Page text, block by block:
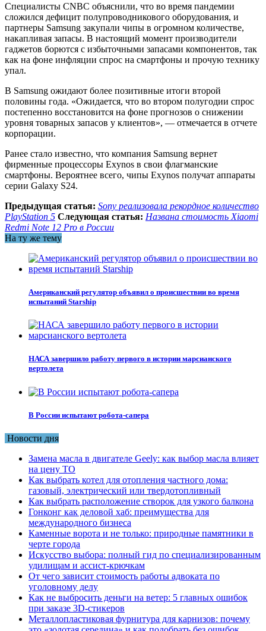
Специалисты CNBC объяснили, что во время пандемии
сложился дефицит полупроводникового оборудования, и
партнеры Samsung закупали чипы в огромном количестве,
накапливая запасы. В настоящий момент производители
гаджетов борются с избыточными запасами компонентов, так
как на фоне инфляции спрос на смартфоны и прочую технику
упал.
В Samsung ожидают более позитивные итоги второй
половины года. «Ожидается, что во втором полугодии спрос
постепенно восстановится на фоне прогнозов о снижении
уровня товарных запасов у клиентов», — отмечается в отчете
корпорации.
Ранее стало известно, что компания Samsung вернет
фирменные процессоры Exynos в свои флагманские
смартфоны. Вероятнее всего, чипы Exynos получат аппараты
серии Galaxy S24.
Предыдущая статья: Sony реализовала рекордное количество
PlayStation 5 Следующая статья: Названа стоимость Xiaomi
Redmi Note 12 Pro в России
На ту же тему
Американский регулятор объявил о происшествии во время
испытаний Starship
НАСА завершило работу первого в истории марсианского
вертолета
В России испытают робота-сапера
Новости дня
Замена масла в двигателе Geely: как выбор масла влияет
на цену ТО
Как выбрать котел для отопления частного дома:
газовый, электрический или твердотопливный
Как выбрать расположение створок для узкого балкона
Гонконг как деловой хаб: преимущества для
международного бизнеса
Каменные ворота и не только: природные памятники в
черте города
Искусство выбора: полный гид по специализированным
удилищам и ассист-крючкам
От чего зависит стоимость работы адвоката по
уголовному делу
Как не выбросить деньги на ветер: 5 главных ошибок
при заказе 3D-стикеров
Металлопластиковая фурнитура для карнизов: почему